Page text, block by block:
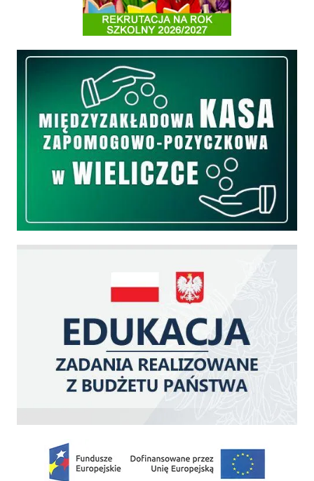
Międzyzakładowa Kasa Zapomogowo - Pożyczkowa
Zakup fabrycznie nowego, średniego samochodu ratowniczo-gaśniczego z